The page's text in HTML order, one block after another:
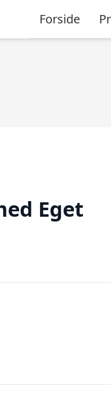
Forside
Eget